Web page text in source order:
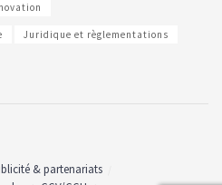
Juridique et règlementations
& partenariats